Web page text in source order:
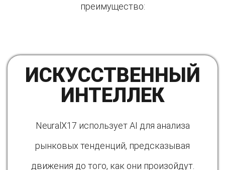
преимущество:
ИСКУССТВЕННЫЙ
ИНТЕЛЛЕК
NeuralX17 использует AI для анализа
рынковых тенденций, предсказывая
движения до того, как они произойдут.